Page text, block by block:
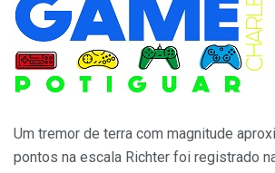
Um tremor de terra com magnitude
pontos na escala Richter foi registrado